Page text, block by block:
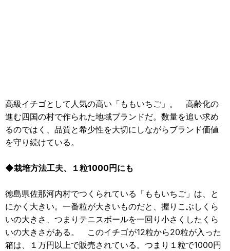
高級イチゴとして人気の高い「ももいちご」。 高齢化の
進む四国の村で作られた地域ブランドだ。数量を追い求め
るのではく、品質と希少性を大切にしながらブランド価値
を守り続けている。
◆栽培方法工夫、１粒1000円にも
徳島県佐那河内村でつくられている「ももいちご」は、と
にかく大きい。一番粒が大きいものだと、握りこぶしくら
いの大きさ、つまりテニスボールを一回り小さくしたくら
いの大きさがある。 このイチゴが12粒から20粒が入った
箱は、１万円以上で販売されている。つまり１粒で1000円